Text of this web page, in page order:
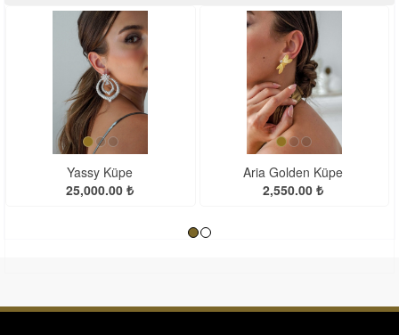
Yassy Küpe
25,000.00 ₺
Aria Golden Küpe
2,550.00 ₺